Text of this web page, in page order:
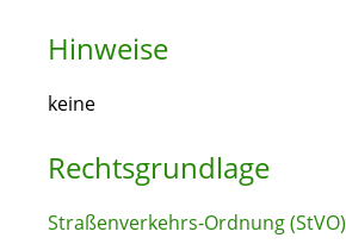
Hinweise
keine
Rechtsgrundlage
Straßenverkehrs-Ordnung (StVO)